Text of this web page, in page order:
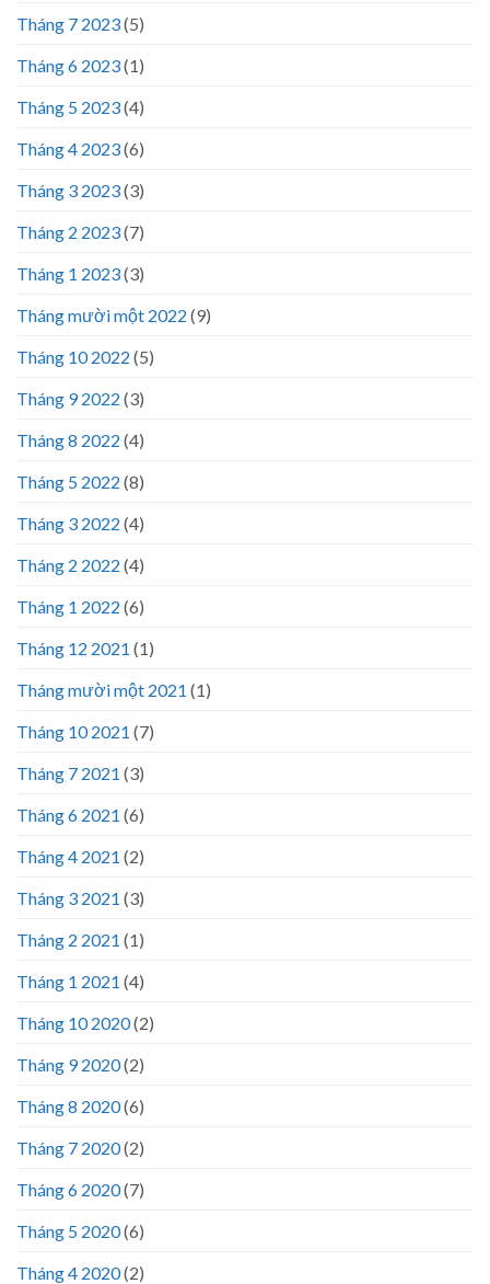
Tháng 7 2023(5)
Tháng 6 2023(1)
Tháng 5 2023(4)
Tháng 4 2023(6)
Tháng 3 2023(3)
Tháng 2 2023(7)
Tháng 1 2023(3)
Tháng mười một 2022 (9)
Tháng 10 2022 (5)
Tháng 9 2022 (3)
Tháng 8 2022 (4)
Tháng 5 2022 (8)
Tháng 3 2022 (4)
Tháng 2 2022 (4)
Tháng 1 2022 (6)
Tháng 12 2021 (1)
Tháng mười một 2021 (1)
Tháng 10 2021 (7)
Tháng 7 2021 (3)
Tháng 6 2021 (6)
Tháng 4 2021 (2)
Tháng 3 2021 (3)
Tháng 2 2021 (1)
Tháng 1 2021 (4)
Tháng 10 2020(2)
Tháng 9 2020(2)
Tháng 8 2020(6)
Tháng 7 2020(2)
Tháng 6 2020(7)
Tháng 5 2020(6)
Tháng 4 2020(2)